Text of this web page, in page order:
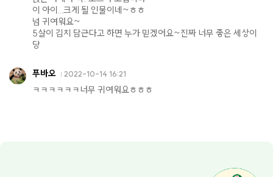
이 아이...크게 될 인물이네~ㅎㅎ
넘 귀여워요~
5살이 김치 담근다고 하면 누가 믿겠어요~진짜 너무 좋은 세상이
당
푸바오 2022-10-14 16:21
ㅋㅋㅋㅋㅋㅋ너무 귀여워요ㅎㅎㅎ